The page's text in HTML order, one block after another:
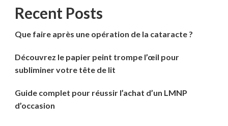
Recent Posts
Que faire après une opération de la cataracte ?
Découvrez le papier peint trompe l’œil pour
subliminer votre tête de lit
Guide complet pour réussir l’achat d’un LMNP
d’occasion